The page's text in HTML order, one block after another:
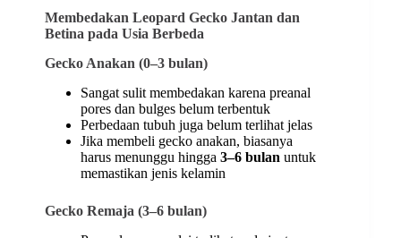
Membedakan Leopard Gecko Jantan dan
Betina pada Usia Berbeda
Gecko Anakan (0–3 bulan)
Sangat sulit membedakan karena preanal
pores dan bulges belum terbentuk
Perbedaan tubuh juga belum terlihat jelas
Jika membeli gecko anakan, biasanya
harus menunggu hingga 3–6 bulan untuk
memastikan jenis kelamin
Gecko Remaja (3–6 bulan)